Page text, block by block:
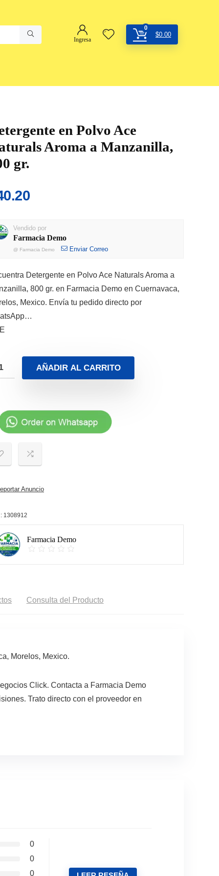
Ingresa
0
$0.00
en Polvo Ace
Aroma a Manzanilla,
gr.
Vendido por
Farmacia Demo
@ Farmacia Demo Enviar Correo
Detergente en Polvo Ace Naturals Aroma a
800 gr. en Farmacia Demo en Cuernavaca,
Mexico. Envía tu pedido directo por
AÑADIR AL CARRITO
Anuncio
1308912
Farmacia Demo
Consulta del Producto
Morelos, Mexico.
Click. Contacta a Farmacia Demo
Trato directo con el proveedor en
0
0
0